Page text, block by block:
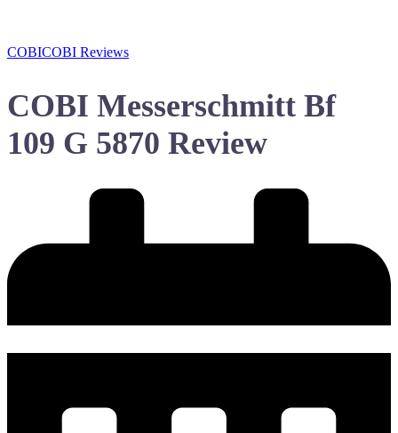
COBICOBI Reviews
COBI Messerschmitt Bf
109 G 5870 Review